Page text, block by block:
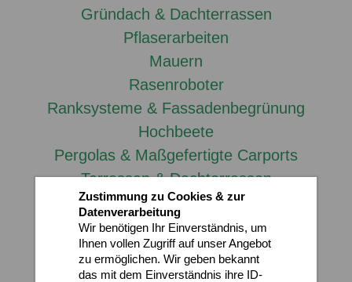
Gründach & Dachterrassen
Pflaserarbeiten
Mauern
Rasenroboter
Ranksysteme & Fassadenbegrünung
Hochbeete
Pergolas & Maßgefertigte Carports
Terrassen & Dachterrassen
Service
Downloadbereich
Frühjahr- & Herbstservice
Zustimmung zu Cookies & zur
Datenverarbeitung
Wir benötigen Ihr Einverständnis, um
Ihnen vollen Zugriff auf unser Angebot
zu ermöglichen. Wir geben bekannt
das mit dem Einverständnis ihre ID-